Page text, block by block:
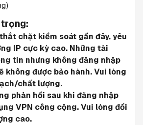
trọng:
chặt kiểm soát gần đây, yêu
IP cực kỳ cao. Những tài
tin nhưng không đăng nhập
không được bảo hành. Vui lòng
chất lượng.
phản hồi sau khi đăng nhập
VPN công cộng. Vui lòng đổi
cao.